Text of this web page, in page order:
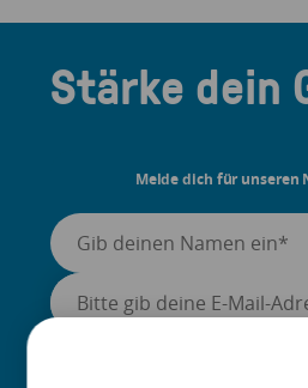
Stärke dein
Melde dich für unseren